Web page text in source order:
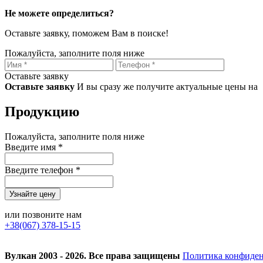
Не можете определиться?
Оставьте заявку, поможем Вам в поиске!
Пожалуйста, заполните поля ниже
Оставьте заявку
Оставьте заявку И вы сразу же получите актуальные цены на
Продукцию
Пожалуйста, заполните поля ниже
Введите имя *
Введите телефон *
или позвоните нам
+38(067) 378-15-15
Вулкан 2003 - 2026. Все права защищены Политика